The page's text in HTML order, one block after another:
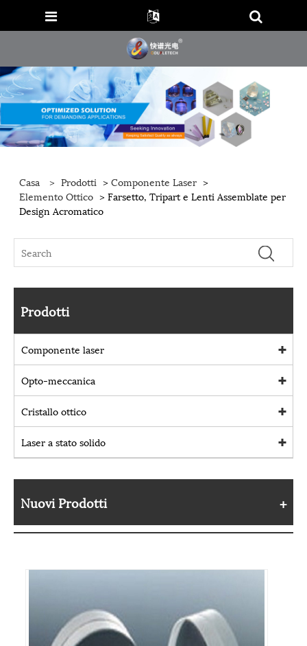
Casa > Prodotti >Componente Laser >
Elemento Ottico > Farsetto, Tripart e Lenti Assemblate per
Design Acromatico
Prodotti
Componente laser
Opto-meccanica
Cristallo ottico
Laser a stato solido
Nuovi Prodotti